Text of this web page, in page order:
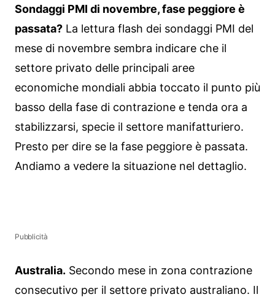
Sondaggi PMI di novembre, fase peggiore è
passata? La lettura flash dei sondaggi PMI del
mese di novembre sembra indicare che il
settore privato delle principali aree
economiche mondiali abbia toccato il punto più
basso della fase di contrazione e tenda ora a
stabilizzarsi, specie il settore manifatturiero.
Presto per dire se la fase peggiore è passata.
Andiamo a vedere la situazione nel dettaglio.
Pubblicità
Australia. Secondo mese in zona contrazione
consecutivo per il settore privato australiano. Il